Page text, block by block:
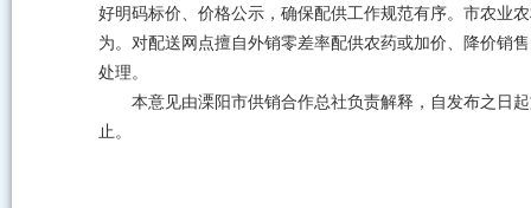
好明码标价、价格公示，确保配供工作规范有序。市农业
为。对配送网点擅自外销零差率配供农药或加价、降价销
处理。
本意见由溧阳市供销合作总社负责解释，自发布之日
止。